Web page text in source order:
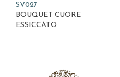
SV027
BOUQUET CUORE
ESSICCATO